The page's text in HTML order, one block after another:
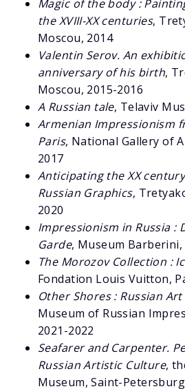
Magic of the body :
the XVIII-XX centuries,
Moscou, 2014
Valentin Serov. An
anniversary of his birth,
Moscou, 2015-2016
A Russian tale, Telaviv
Armenian Impressionism
Paris, National Gallery of
2017
Anticipating the XX
Russian Graphics,
2020
Impressionism in Russia :
Garde, Museum Barberini,
The Morozov Collection :
Fondation Louis Vuitton,
Other Shores : Russian
Museum of Russian
2021-2022
Seafarer and Carpenter.
Russian Artistic Culture,
Museum, Saint-